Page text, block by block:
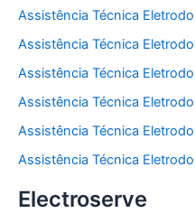
Assistência Técnica
Assistência Técnica
Assistência Técnica
Assistência Técnica
Assistência Técnica
Assistência Técnica
Electroserve